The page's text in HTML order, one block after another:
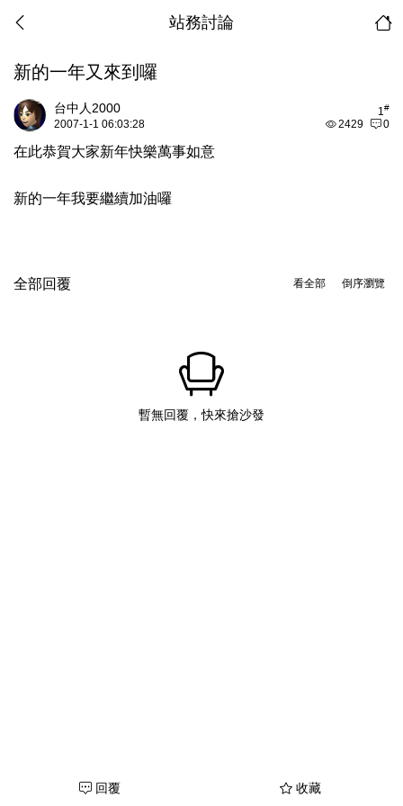
站務討論
新的一年又來到囉
1#
台中人2000
2429 0
2007-1-1 06:03:28
在此恭賀大家新年快樂萬事如意
新的一年我要繼續加油囉
倒序瀏覽
看全部
全部回覆
暫無回覆，快來搶沙發
回覆 收藏